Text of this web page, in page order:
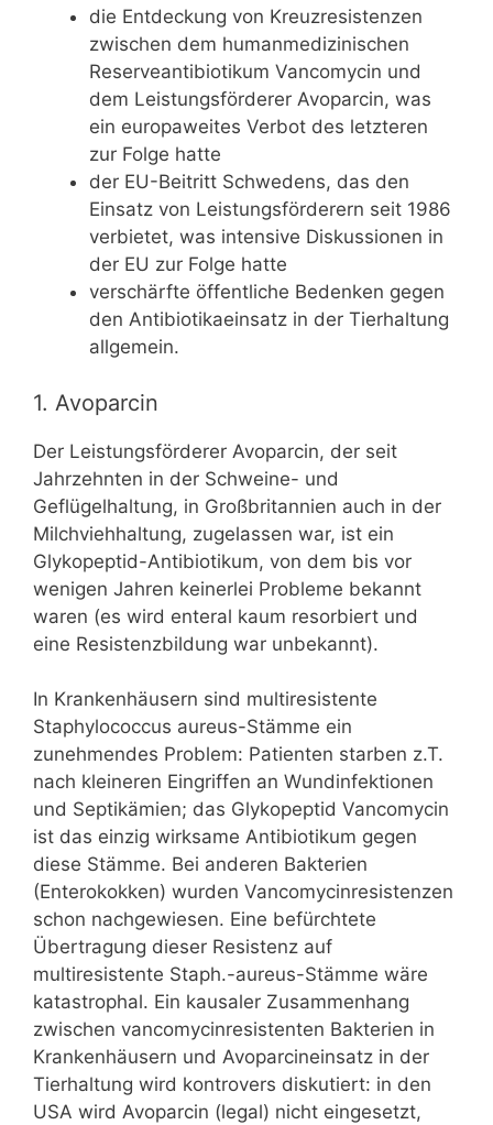
die Entdeckung von Kreuzresistenzen
zwischen dem humanmedizinischen
Reserveantibiotikum Vancomycin und
dem Leistungsförderer Avoparcin, was
ein europaweites Verbot des letzteren
zur Folge hatte
der EU-Beitritt Schwedens, das den
Einsatz von Leistungsförderern seit 1986
verbietet, was intensive Diskussionen in
der EU zur Folge hatte
verschärfte öffentliche Bedenken gegen
den Antibiotikaeinsatz in der Tierhaltung
allgemein.
1. Avoparcin
Der Leistungsförderer Avoparcin, der seit
Jahrzehnten in der Schweine- und
Geflügelhaltung, in Großbritannien auch in der
Milchviehhaltung, zugelassen war, ist ein
Glykopeptid-Antibiotikum, von dem bis vor
wenigen Jahren keinerlei Probleme bekannt
waren (es wird enteral kaum resorbiert und
eine Resistenzbildung war unbekannt).
In Krankenhäusern sind multiresistente
Staphylococcus aureus-Stämme ein
zunehmendes Problem: Patienten starben z.T.
nach kleineren Eingriffen an Wundinfektionen
und Septikämien; das Glykopeptid Vancomycin
ist das einzig wirksame Antibiotikum gegen
diese Stämme. Bei anderen Bakterien
(Enterokokken) wurden Vancomycinresistenzen
schon nachgewiesen. Eine befürchtete
Übertragung dieser Resistenz auf
multiresistente Staph.-aureus-Stämme wäre
katastrophal. Ein kausaler Zusammenhang
zwischen vancomycinresistenten Bakterien in
Krankenhäusern und Avoparcineinsatz in der
Tierhaltung wird kontrovers diskutiert: in den
USA wird Avoparcin (legal) nicht eingesetzt,